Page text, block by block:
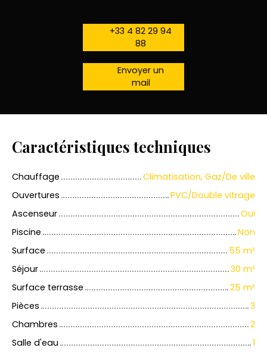
+33 4 82 29 94
88
Envoyer un
mail
Caractéristiques techniques
Chauffage
Climatisation, Gaz/De ville
Ouvertures
PVC/Double vitrage
Ascenseur
Oui
Piscine
Non
Surface
55 m²
Séjour
30 m²
Surface terrasse
25 m²
Pièces
3
Chambres
2
Salle d'eau
1